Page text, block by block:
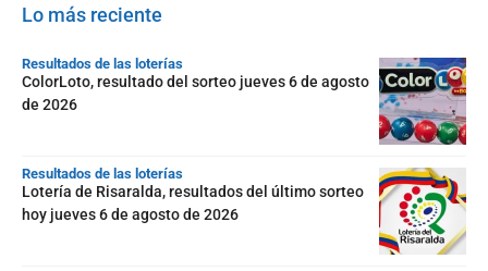
Lo más reciente
Resultados de las loterías
ColorLoto, resultado del sorteo jueves 6 de agosto
de 2026
Resultados de las loterías
Lotería de Risaralda, resultados del último sorteo
hoy jueves 6 de agosto de 2026